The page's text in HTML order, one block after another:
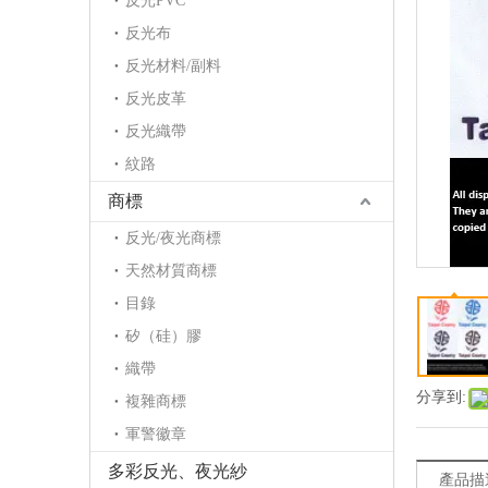
反光布
反光材料/副料
反光皮革
反光織帶
紋路
商標
反光/夜光商標
天然材質商標
目錄
矽（硅）膠
織帶
複雜商標
軍警徽章
多彩反光、夜光紗
分享到:
產品描